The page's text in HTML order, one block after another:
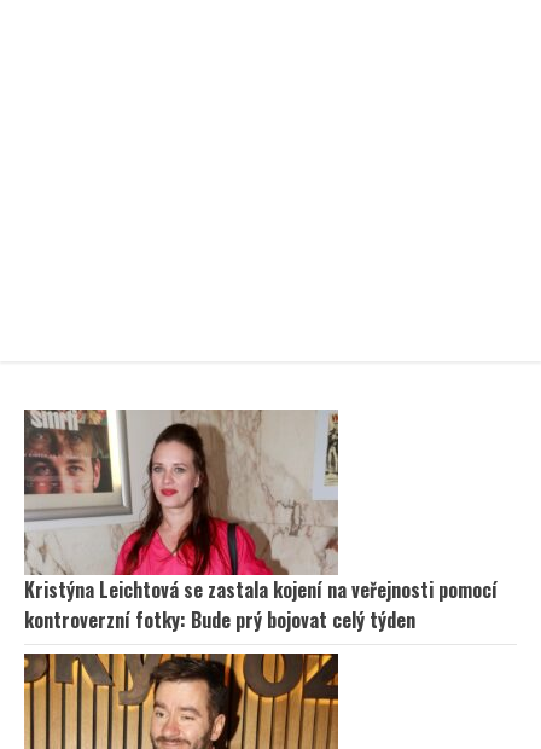
Kristýna Leichtová se zastala kojení na veřejnosti pomocí
kontroverzní fotky: Bude prý bojovat celý týden